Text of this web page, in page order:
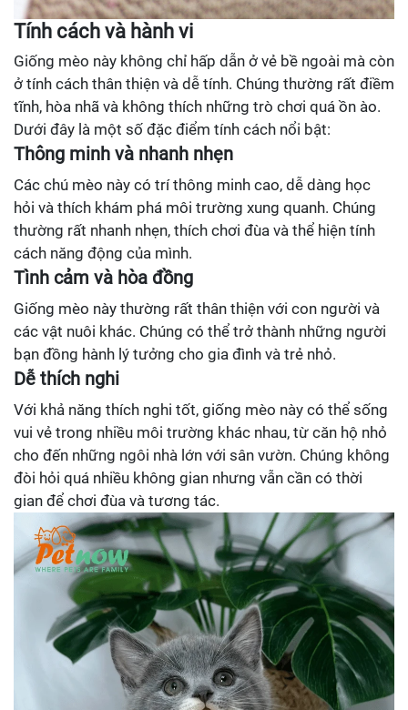
Tính cách và hành vi
Giống mèo này không chỉ hấp dẫn ở vẻ bề ngoài mà còn
ở tính cách thân thiện và dễ tính. Chúng thường rất điềm
tĩnh, hòa nhã và không thích những trò chơi quá ồn ào.
Dưới đây là một số đặc điểm tính cách nổi bật:
Thông minh và nhanh nhẹn
Các chú mèo này có trí thông minh cao, dễ dàng học
hỏi và thích khám phá môi trường xung quanh. Chúng
thường rất nhanh nhẹn, thích chơi đùa và thể hiện tính
cách năng động của mình.
Tình cảm và hòa đồng
Giống mèo này thường rất thân thiện với con người và
các vật nuôi khác. Chúng có thể trở thành những người
bạn đồng hành lý tưởng cho gia đình và trẻ nhỏ.
Dễ thích nghi
Với khả năng thích nghi tốt, giống mèo này có thể sống
vui vẻ trong nhiều môi trường khác nhau, từ căn hộ nhỏ
cho đến những ngôi nhà lớn với sân vườn. Chúng không
đòi hỏi quá nhiều không gian nhưng vẫn cần có thời
gian để chơi đùa và tương tác.